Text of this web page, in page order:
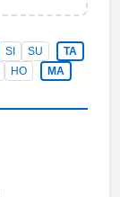
SI SU
TA
HO
MA